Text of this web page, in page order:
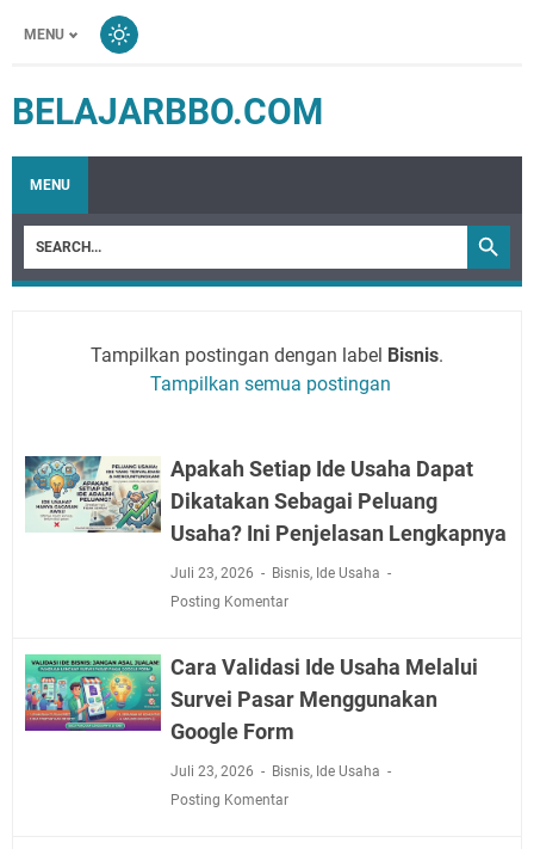
MENU
BELAJARBBO.COM
MENU
Tampilkan postingan dengan label Bisnis.
Tampilkan semua postingan
Apakah Setiap Ide Usaha Dapat
Dikatakan Sebagai Peluang
Usaha? Ini Penjelasan Lengkapnya
Juli 23, 2026 Bisnis, Ide Usaha
Posting Komentar
Cara Validasi Ide Usaha Melalui
Survei Pasar Menggunakan
Google Form
Juli 23, 2026 Bisnis, Ide Usaha
Posting Komentar